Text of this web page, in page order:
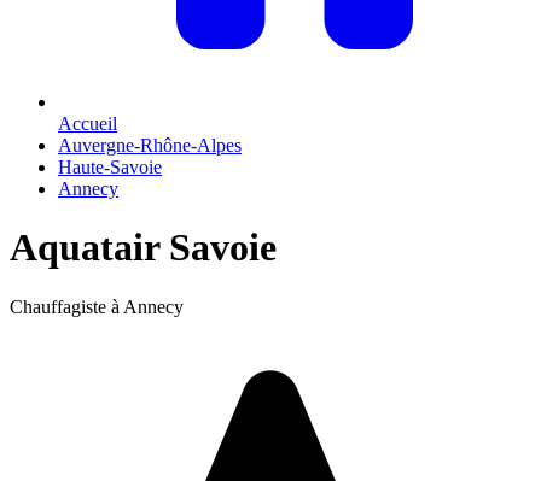
Accueil
Auvergne-Rhône-Alpes
Haute-Savoie
Annecy
Aquatair Savoie
Chauffagiste à Annecy